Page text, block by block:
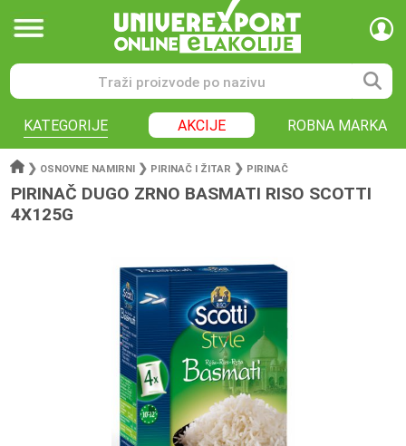
KATEGORIJE AKCIJE ROBNA MARKA
❯ OSNOVNE NAMIRNI ❯ PIRINAČ I ŽITAR ❯ PIRINAČ
PIRINAČ DUGO ZRNO BASMATI RISO SCOTTI
4X125G